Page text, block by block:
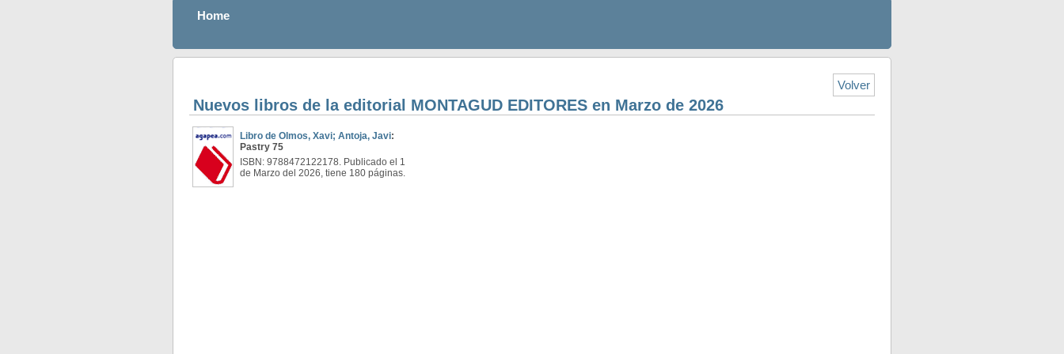
Home
Volver
Nuevos libros de la editorial MONTAGUD EDITORES en Marzo de 2026
Libro de Olmos, Xavi; Antoja, Javi:
Pastry 75
ISBN: 9788472122178. Publicado el 1
de Marzo del 2026, tiene 180 páginas.